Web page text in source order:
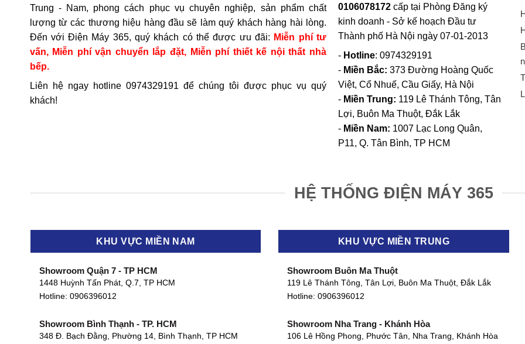
Trung - Nam, phong cách phục vụ chuyên nghiệp, sản phẩm chất
lượng từ các thương hiệu hàng đầu sẽ làm quý khách hàng hài lòng.
Đến với Điện Máy 365, quý khách có thể được ưu đãi: Miễn phí tư
vấn, Miễn phí vận chuyển lắp đặt, Miễn phí thiết kế nội thất nhà
bếp.
Liên hệ ngay hotline 0974329191 để chúng tôi được phục vụ quý
khách!
0106078172cấp tại Phòng Đăng ký
kinh doanh - Sở kế hoạch Đầu tư
Thành phố Hà Nội ngày 07-01-2013
- Hotline: 0974329191
- Miền Bắc: 373 Đường Hoàng Quốc
Việt, Cổ Nhuế, Cầu Giấy, Hà Nội
- Miền Trung: 119 Lê Thánh Tông, Tân
Lợi, Buôn Ma Thuột, Đắk Lắk
- Miền Nam: 1007 Lạc Long Quân,
P11, Q. Tân Bình, TP HCM
HỆ THỐNG ĐIỆN MÁY 365
KHU VỰC MIỀN NAM
Showroom Quận 7 - TP HCM
1448 Huỳnh Tấn Phát, Q.7, TP HCM
Hotline: 0906396012
Showroom Bình Thạnh - TP. HCM
348 Đ. Bạch Đằng, Phường 14, Bình Thạnh, TP HCM
KHU VỰC MIỀN TRUNG
Showroom Buôn Ma Thuột
119 Lê Thánh Tông, Tân Lợi, Buôn Ma Thuột, Đắk Lắk
Hotline:0906396012
Showroom Nha Trang - Khánh Hòa
106 Lê Hồng Phong, Phước Tân, Nha Trang, Khánh Hòa